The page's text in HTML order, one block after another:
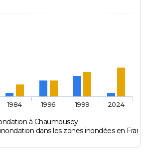
à Chaumousey
dans les zones inondées en
1984 1996 1999 2024